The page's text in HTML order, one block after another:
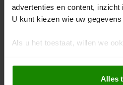
advertenties en content,
U kunt kiezen wie uw
Als u het toestaat, willen we
tot een paar meter
Uw apparaat
Alles
De mind-muscle-